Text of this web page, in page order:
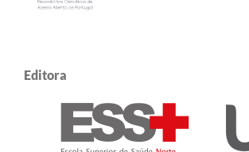
Editora